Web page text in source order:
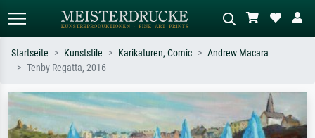
Suchen Sie nach Künstlern, Werktiteln
oder Stilen – z.B. Monet,
Sternennacht, Impressionismus, Welle
Beschreiben Sie die Szene – z.B. Grüne
Wiese, Abstrakt mit viel Rot, Dunkles
Ölgemälde, Stehender Akt neben einem
Startseite Kunststile Karikaturen, Comic
Andrew Macara
Tenby Regatta, 2016